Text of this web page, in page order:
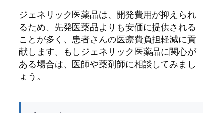
ジェネリック医薬品は、開発費用が抑えられ
るため、先発医薬品よりも安価に提供される
ことが多く、患者さんの医療費負担軽減に貢
献します。もしジェネリック医薬品に関心が
ある場合は、医師や薬剤師に相談してみまし
ょう。